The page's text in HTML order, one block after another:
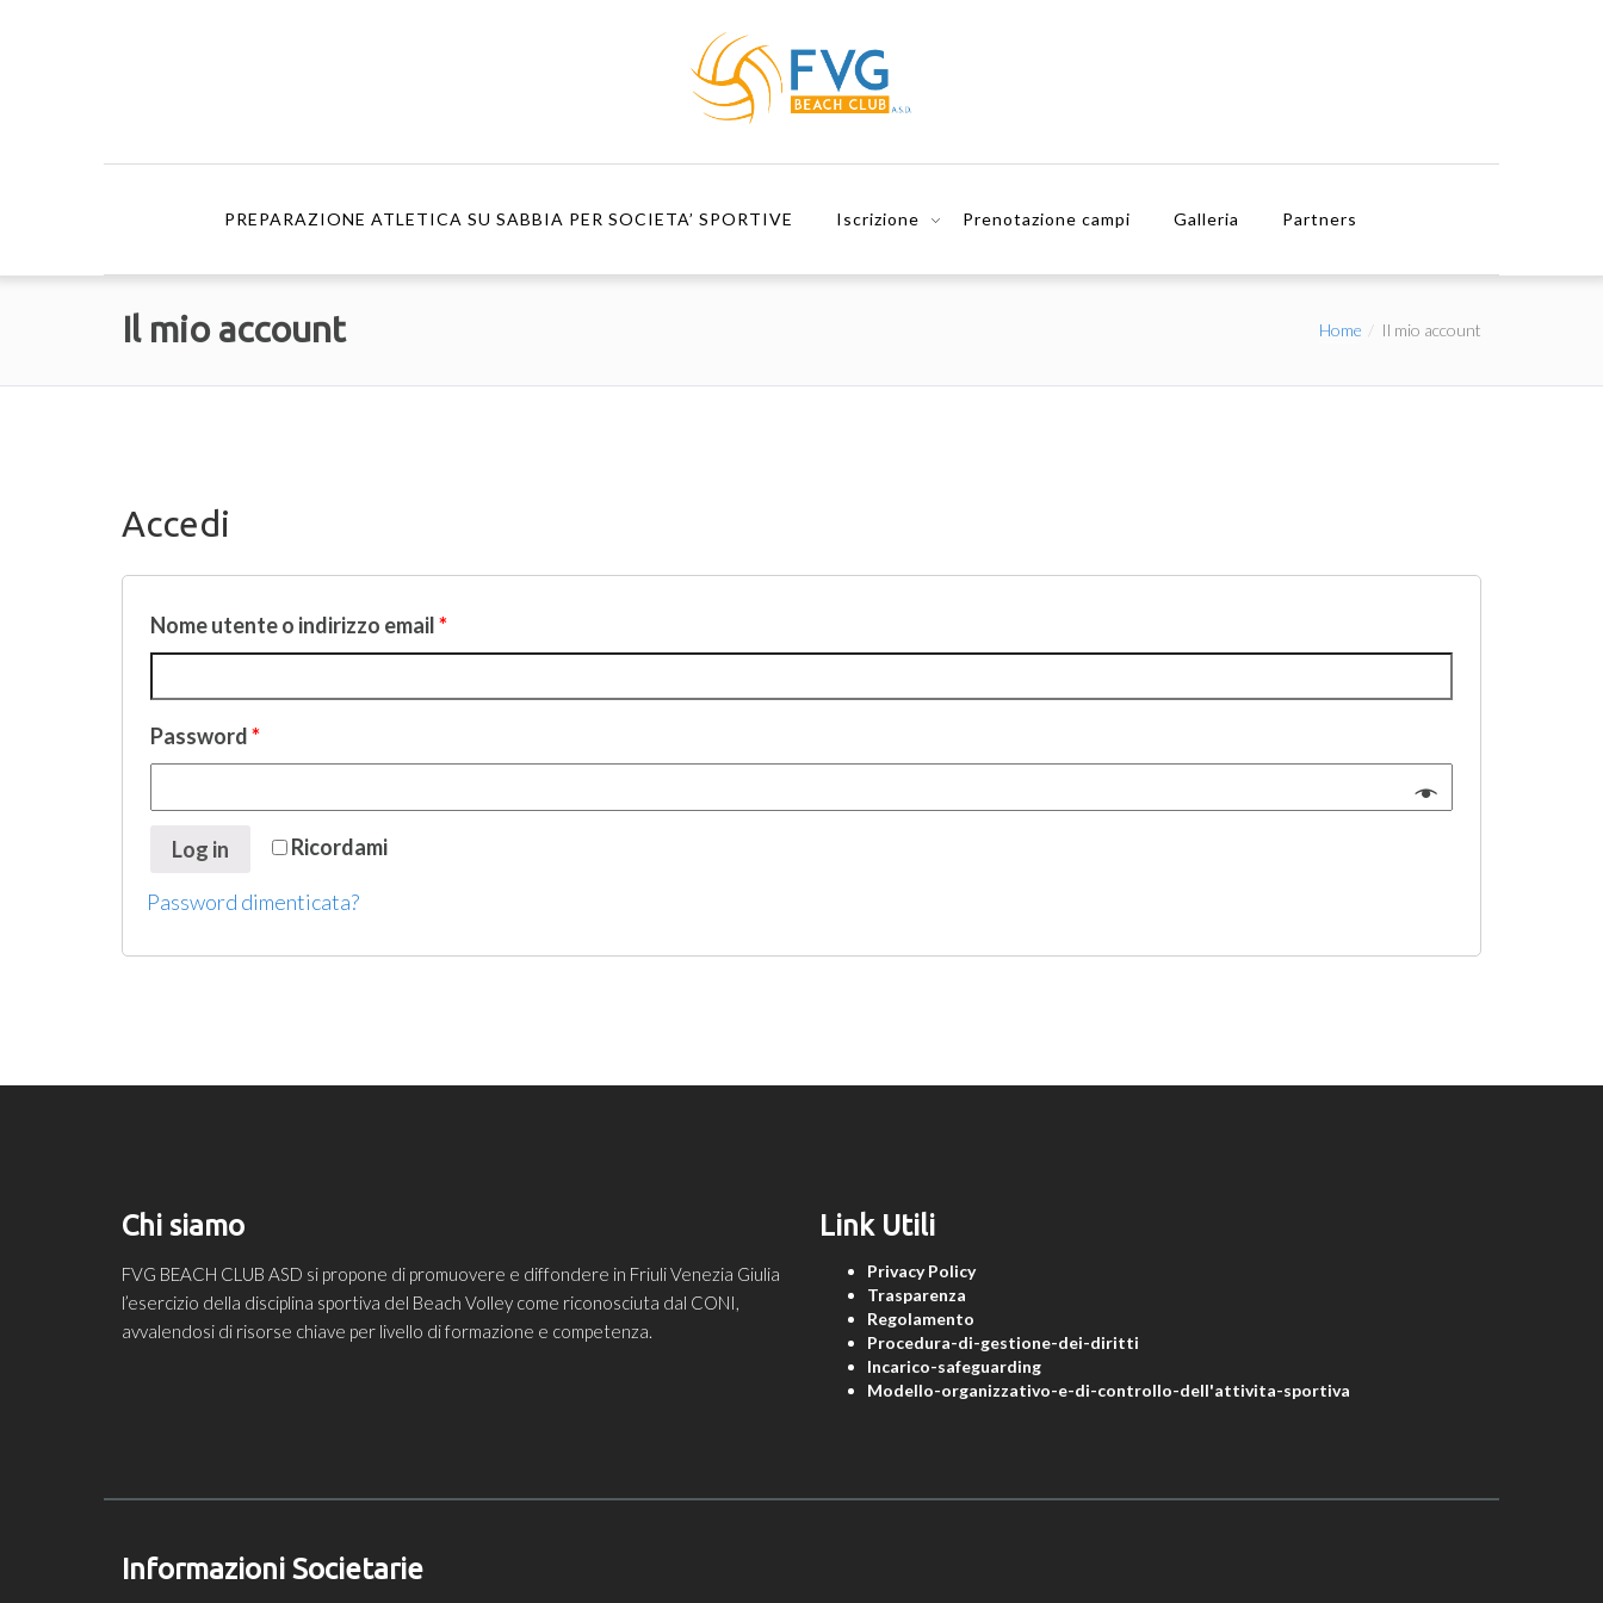
PREPARAZIONE ATLETICA SU SABBIA PER SOCIETA’ SPORTIVE Iscrizione Prenotazione campi Galleria Partners
Il mio account Home Il mio account
Accedi
Nome utente o indirizzo email*
Password*
Ricordami
Log in
Password dimenticata?
Chi siamo
FVG BEACH CLUB ASD si propone di promuovere e diffondere in Friuli Venezia Giulia
l’esercizio della disciplina sportiva del Beach Volley come riconosciuta dal CONI,
avvalendosi di risorse chiave per livello di formazione e competenza.
Link Utili
Privacy Policy
Trasparenza
Regolamento
Procedura-di-gestione-dei-diritti
Incarico-safeguarding
Modello-organizzativo-e-di-controllo-dell'attivita-sportiva
Informazioni Societarie